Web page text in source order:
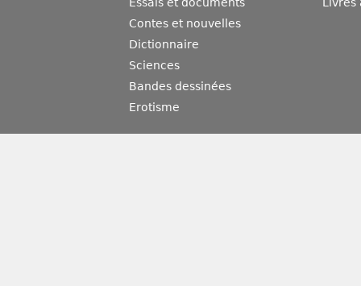
Essais et documents
Contes et nouvelles
Dictionnaire
Sciences
Bandes dessinées
Erotisme
Livres